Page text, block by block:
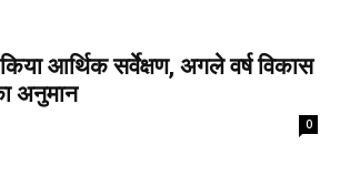
आर्थिक सर्वेक्षण, अगले वर्ष विकास
अनुमान
0